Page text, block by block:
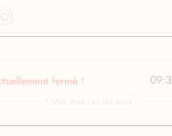
rapide
pour
fermé !